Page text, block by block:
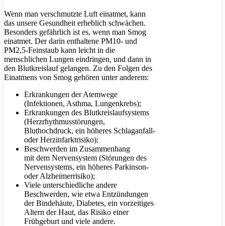
Wenn man verschmutzte Luft einatmet, kann
das unsere Gesundheit erheblich schwächen.
Besonders gefährlich ist es, wenn man Smog
einatmet. Der darin enthaltene PM10- und
PM2,5-Feinstaub kann leicht in die
menschlichen Lungen eindringen, und dann in
den Blutkreislauf gelangen. Zu den Folgen des
Einatmens von Smog gehören unter anderem:
Erkrankungen der Atemwege
(Infektionen, Asthma, Lungenkrebs);
Erkrankungen des Blutkreislaufsystems
(Herzrhythmusstörungen,
Bluthochdruck, ein höheres Schlaganfall-
oder Herzinfarktrisiko);
Beschwerden im Zusammenhang
mit dem Nervensystem (Störungen des
Nervensystems, ein höheres Parkinson-
oder Alzheimerrisiko);
Viele unterschiedliche andere
Beschwerden, wie etwa Entzündungen
der Bindehäute, Diabetes, ein vorzeitiges
Altern der Haut, das Risiko einer
Frühgeburt und viele andere.